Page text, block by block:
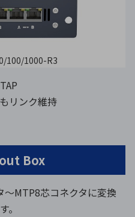
100/1000-R3
リンク維持
Box
MTP8芯コネクタに変換
。